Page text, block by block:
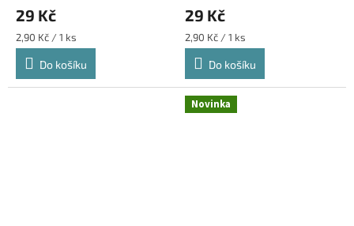
29 Kč
Měrná
cena:
2,90 Kč / 1 ks
Do košíku
29 Kč
Měrná
cena:
2,90 Kč / 1 ks
Do košíku
Novinka